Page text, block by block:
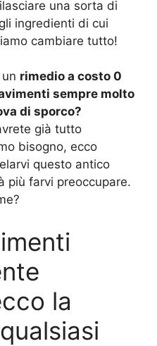
una sorta di
ingredienti di cui
cambiare tutto!
rimedio a costo 0
sempre molto
di sporco?
già tutto
bisogno, ecco
questo antico
più farvi preoccupare.
la